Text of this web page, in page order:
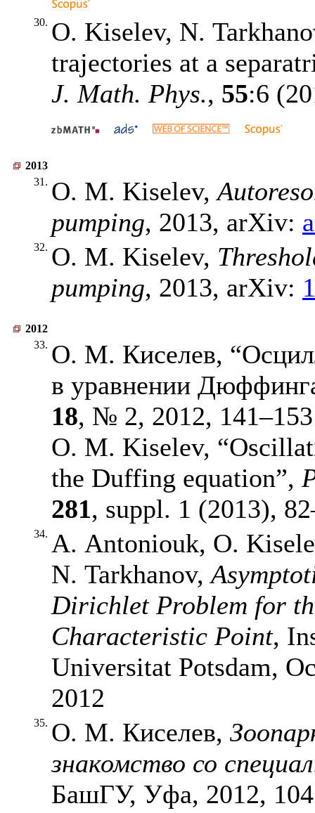
30. O. Kiselev, N.
trajectories at a
J. Math. Phys., 55:6
2013
31. O. M. Kiselev,
pumping, 2013, arXiv:
32. O. M. Kiselev,
pumping, 2013, arXiv:
2012
33. О. М. Киселев,
в уравнении
18, № 2, 2012, 141–153
O. M. Kiselev,
the Duffing equation”,
281, suppl. 1 (2013),
34. A. Antoniouk, O.
N. Tarkhanov,
Dirichlet Problem for
Characteristic Point,
Universitat Potsdam,
2012
35. О. М. Киселев,
знакомство со
БашГУ, Уфа, 2012,